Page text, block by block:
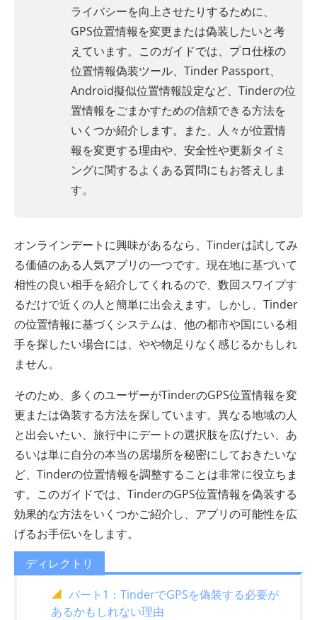
ライバシーを向上させたりするために、
GPS位置情報を変更または偽装したいと考
えています。このガイドでは、プロ仕様の
位置情報偽装ツール、Tinder Passport、
Android擬似位置情報設定など、Tinderの位
置情報をごまかすための信頼できる方法を
いくつか紹介します。また、人々が位置情
報を変更する理由や、安全性や更新タイミ
ングに関するよくある質問にもお答えしま
す。
オンラインデートに興味があるなら、Tinderは試してみ
る価値のある人気アプリの一つです。現在地に基づいて
相性の良い相手を紹介してくれるので、数回スワイプす
るだけで近くの人と簡単に出会えます。しかし、Tinder
の位置情報に基づくシステムは、他の都市や国にいる相
手を探したい場合には、やや物足りなく感じるかもしれ
ません。
そのため、多くのユーザーがTinderのGPS位置情報を変
更または偽装する方法を探しています。異なる地域の人
と出会いたい、旅行中にデートの選択肢を広げたい、あ
るいは単に自分の本当の居場所を秘密にしておきたいな
ど、Tinderの位置情報を調整することは非常に役立ちま
す。このガイドでは、TinderのGPS位置情報を偽装する
効果的な方法をいくつかご紹介し、アプリの可能性を広
げるお手伝いをします。
ディレクトリ
パート1：TinderでGPSを偽装する必要が
あるかもしれない理由